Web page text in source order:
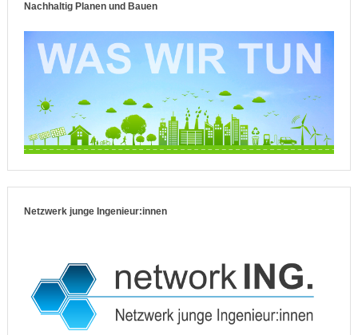
Nachhaltig Planen und Bauen
Netzwerk junge Ingenieur:innen